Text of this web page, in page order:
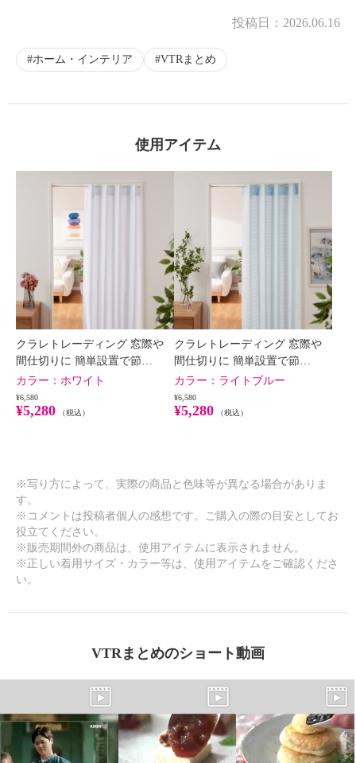
投稿日： 2026.06.16
ホーム・インテリア VTRまとめ
使用アイテム
クラレトレーディング 窓際や
間仕切りに 簡単設置で節…
カラー： ホワイト
¥6,580
¥5,280 （税込）
クラレトレーディング 窓際や
間仕切りに 簡単設置で節…
カラー： ライトブルー
¥6,580
¥5,280 （税込）
※写り方によって、実際の商品と色味等が異なる場合がありま
す。
※コメントは投稿者個人の感想です。ご購入の際の目安としてお
役立てください。
※販売期間外の商品は、使用アイテムに表示されません。
※正しい着用サイズ・カラー等は、使用アイテムをご確認くださ
い。
VTRまとめのショート動画